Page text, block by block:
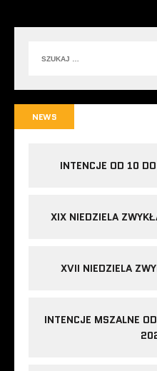
NEWS
INTENCJE OD 10
XIX NIEDZIELA
XVII NIEDZIELA
INTENCJE MSZALNE